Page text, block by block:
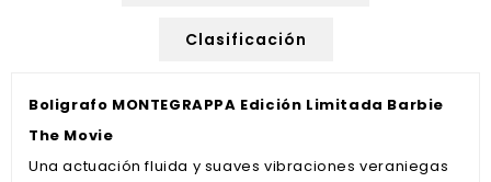
Clasificación
Boligrafo MONTEGRAPPA Edición Limitada Barbie
The Movie
Una actuación fluida y suaves vibraciones veraniegas